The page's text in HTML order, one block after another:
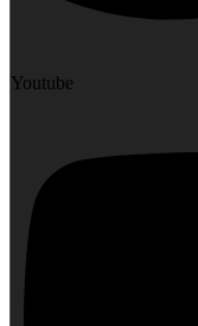
Youtube